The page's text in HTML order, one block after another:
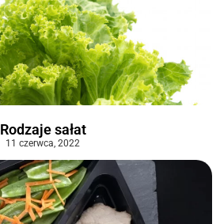
Rodzaje sałat
11 czerwca, 2022